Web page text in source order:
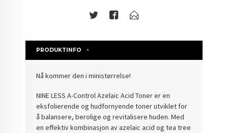
PRODUKTINFO
Nå kommer den i ministørrelse!
NINE LESS A-Control Azelaic Acid Toner er en
eksfolierende og hudfornyende toner utviklet for
å balansere, berolige og revitalisere huden. Med
en effektiv kombinasjon av azelaic acid og tea tree